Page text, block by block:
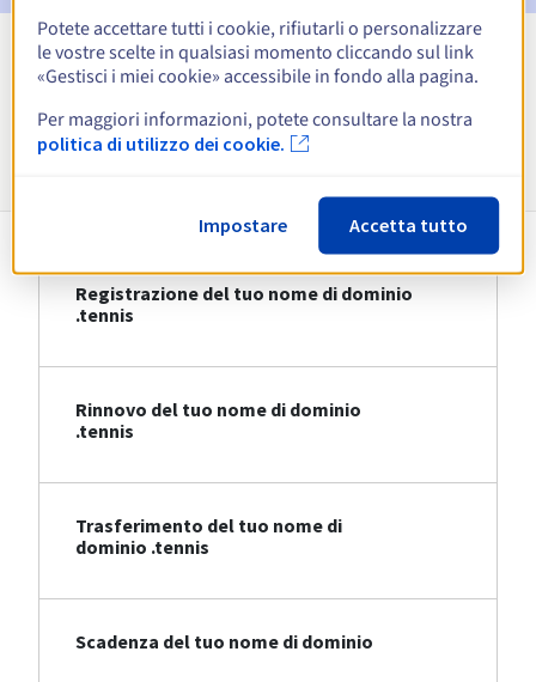
Visualizza tutte le estensioni
Informazioni su .tennis
Registrazione del tuo nome di dominio
.tennis
Rinnovo del tuo nome di dominio
.tennis
Trasferimento del tuo nome di
dominio .tennis
Scadenza del tuo nome di dominio
Potete accettare tutti i cookie, rifiutarli o personalizzare
le vostre scelte in qualsiasi momento cliccando sul link
«Gestisci i miei cookie» accessibile in fondo alla pagina.
Per maggiori informazioni, potete consultare la nostra
politica di utilizzo dei cookie.
Impostare Accetta tutto